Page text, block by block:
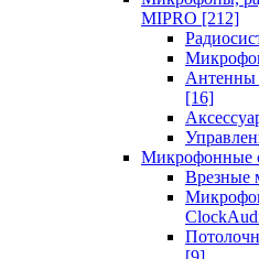
MIPRO [212]
Антенны
[16]
Микрофонные
Врезные